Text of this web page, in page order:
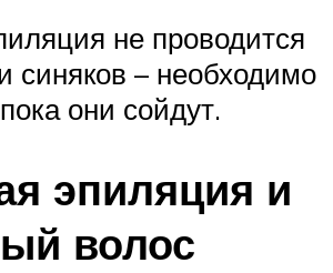
не проводится
синяков – необходимо
они сойдут.
эпиляция и
волос